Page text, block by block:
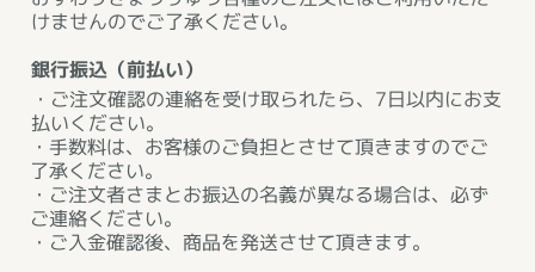
けませんのでご了承ください。
銀行振込（前払い）
・ご注文確認の連絡を受け取られたら、7日以内にお支
払いください。
・手数料は、お客様のご負担とさせて頂きますのでご
了承ください。
・ご注文者さまとお振込の名義が異なる場合は、必ず
ご連絡ください。
・ご入金確認後、商品を発送させて頂きます。